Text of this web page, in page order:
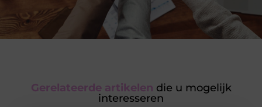
Gerelateerde artikelen die u mogelijk
interesseren